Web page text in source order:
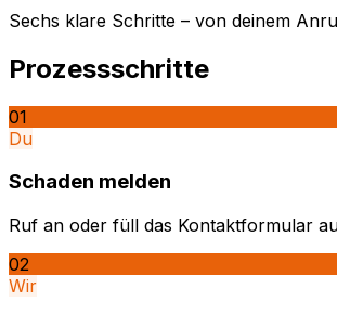
Sechs klare Schritte – von deinem
Prozessschritte
01
Du
Schaden melden
Ruf an oder füll das Kontaktformular
02
Wir